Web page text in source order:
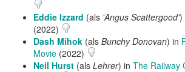
Eddie Izzard (als 'Angus Scattergood')
(2022)
Dash Mihok (als Bunchy Donovan) in
Movie (2022)
Neil Hurst (als Lehrer) in The Railway